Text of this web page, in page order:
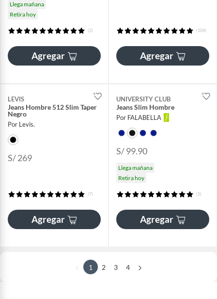
Llega mañana
Retira hoy
(2)
Agregar
(104)
Agregar
LEVIS
Jeans Hombre 512 Slim Taper
Negro
Por Levis.
S/ 269
(7)
Agregar
UNIVERSITY CLUB
Jeans Slim Hombre
Por FALABELLA
S/ 99.90
Llega mañana
Retira hoy
(5)
Agregar
1 2 3 4